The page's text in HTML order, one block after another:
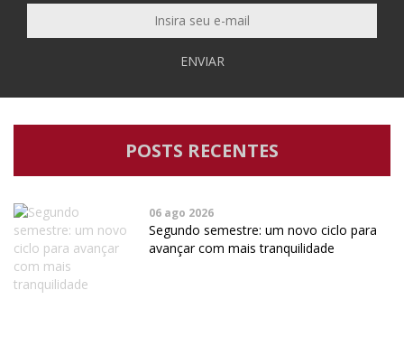
ENVIAR
POSTS RECENTES
06 ago 2026
Segundo semestre: um novo ciclo para
avançar com mais tranquilidade